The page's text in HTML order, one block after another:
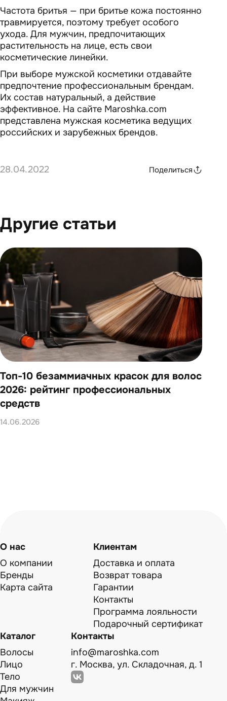
Частота бритья — при бритье кожа постоянно
травмируется, поэтому требует особого
ухода. Для мужчин, предпочитающих
растительность на лице, есть свои
косметические линейки.
При выборе мужской косметики отдавайте
предпочтение профессиональным брендам.
Их состав натуральный, а действие
эффективное. На сайте Maroshka.com
представлена мужская косметика ведущих
российских и зарубежных брендов.
28.04.2022 Поделиться
Другие статьи
Топ-10 безаммиачных красок для волос
2026: рейтинг профессиональных
средств
14.06.2026
О нас
О компании
Бренды
Карта сайта
Клиентам
Доставка и оплата
Возврат товара
Гарантии
Контакты
Программа лояльности
Подарочный сертификат
Каталог
Волосы
Лицо
Тело
Для мужчин
Контакты
info@maroshka.com
г. Москва, ул. Складочная, д. 1